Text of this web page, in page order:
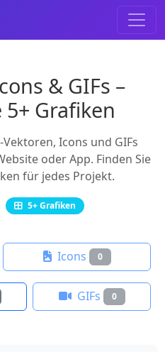
& GIFs –
Grafiken
Icons und GIFs
oder App. Finden Sie
für jedes Projekt.
5+ Grafiken
Icons 0
GIFs 0